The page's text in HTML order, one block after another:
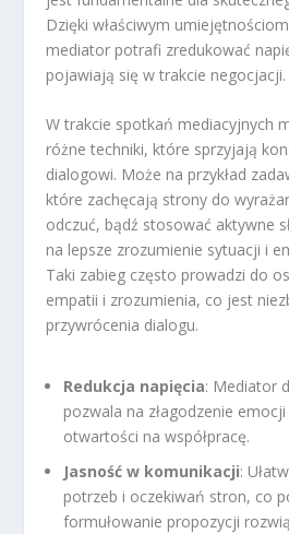
Dzięki właściwym
mediator potrafi zredukować
pojawiają się w trakcie negocjacji.
W trakcie spotkań mediacyjnych
różne techniki, które sprzyjają
dialogowi. Może na przykład
które zachęcają strony do
odczuć, bądź stosować aktywne
na lepsze zrozumienie sytuacji i
Taki zabieg często prowadzi do
empatii i zrozumienia, co jest
przywrócenia dialogu.
Redukcja napięcia: Mediator
pozwala na złagodzenie
otwartości na współpracę.
Jasność w komunikacji:
potrzeb i oczekiwań stron, co
formułowanie propozycji